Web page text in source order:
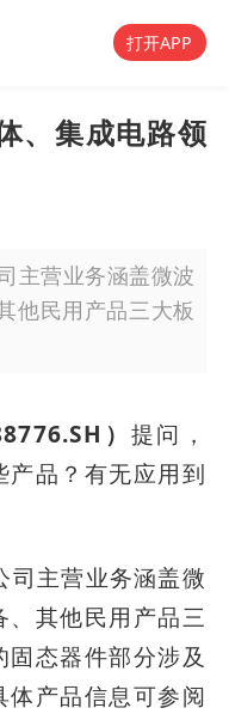
打开APP
、集成电路领
主营业务涵盖微波
他民用产品三大板
） 提问，
品？有无应用到
司主营业务涵盖微
其他民用产品三
态器件部分涉及
产品信息可参阅